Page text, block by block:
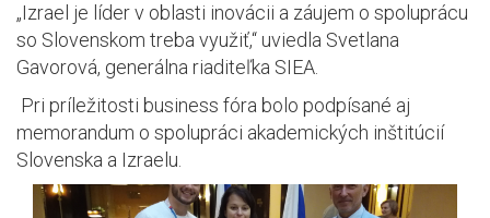
„Izrael je líder v oblasti inovácii a záujem o spoluprácu
so Slovenskom treba využiť,“ uviedla Svetlana
Gavorová, generálna riaditeľka SIEA.
Pri príležitosti business fóra bolo podpísané aj
memorandum o spolupráci akademických inštitúcií
Slovenska a Izraelu.